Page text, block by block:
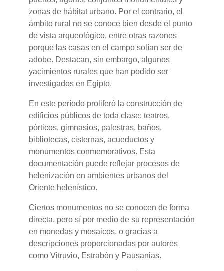
zonas de hábitat urbano. Por el contrario, el
ámbito rural no se conoce bien desde el punto
de vista arqueológico, entre otras razones
porque las casas en el campo solían ser de
adobe. Destacan, sin embargo, algunos
yacimientos rurales que han podido ser
investigados en Egipto.
En este período proliferó la construcción de
edificios públicos de toda clase: teatros,
pórticos, gimnasios, palestras, baños,
bibliotecas, cisternas, acueductos y
monumentos conmemorativos. Esta
documentación puede reflejar procesos de
helenización en ambientes urbanos del
Oriente helenístico.
Ciertos monumentos no se conocen de forma
directa, pero sí por medio de su representación
en monedas y mosaicos, o gracias a
descripciones proporcionadas por autores
como Vitruvio, Estrabón y Pausanias.